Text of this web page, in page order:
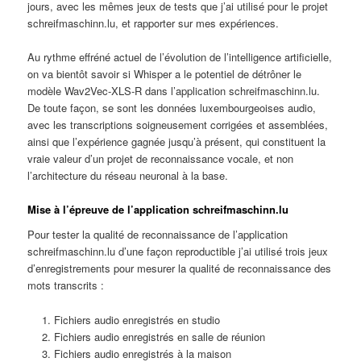
jours, avec les mêmes jeux de tests que j’ai utilisé pour le projet
schreifmaschinn.lu, et rapporter sur mes expériences.
Au rythme effréné actuel de l’évolution de l’intelligence artificielle,
on va bientôt savoir si Whisper a le potentiel de détrôner le
modèle Wav2Vec-XLS-R dans l’application schreifmaschinn.lu.
De toute façon, se sont les données luxembourgeoises audio,
avec les transcriptions soigneusement corrigées et assemblées,
ainsi que l’expérience gagnée jusqu’à présent, qui constituent la
vraie valeur d’un projet de reconnaissance vocale, et non
l’architecture du réseau neuronal à la base.
Mise à l’épreuve de l’application schreifmaschinn.lu
Pour tester la qualité de reconnaissance de l’application
schreifmaschinn.lu d’une façon reproductible j’ai utilisé trois jeux
d’enregistrements pour mesurer la qualité de reconnaissance des
mots transcrits :
Fichiers audio enregistrés en studio
Fichiers audio enregistrés en salle de réunion
Fichiers audio enregistrés à la maison